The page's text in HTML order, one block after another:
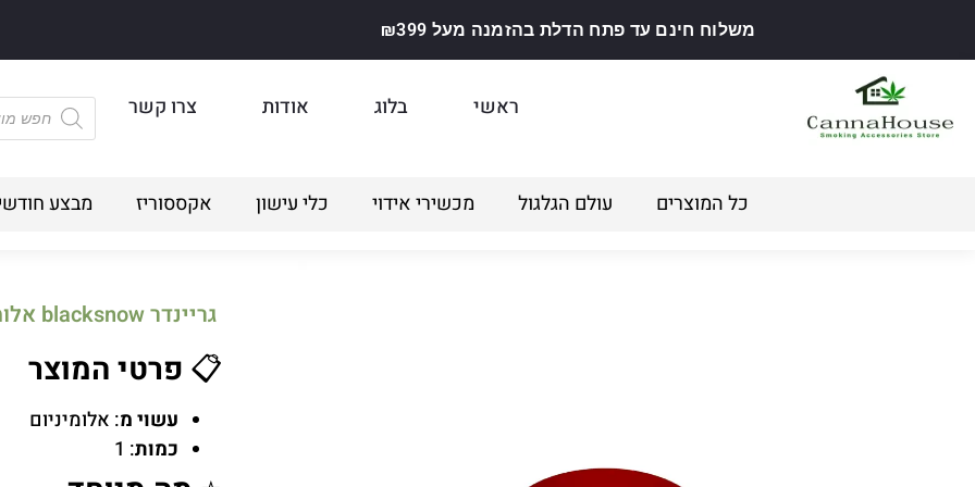
משלוח חינם עד פתח הדלת בהזמנה מעל ₪399
ראשי בלוג אודות צרו קשר
כל המוצרים עולם הגלגול מכשירי אידוי כלי עישון אקססוריז מבצע
גריינדר blacksnow אלומניום 4 קומות 60 ממ
📋 פרטי המוצר
עשוי מ: אלומיניום
כמות: 1